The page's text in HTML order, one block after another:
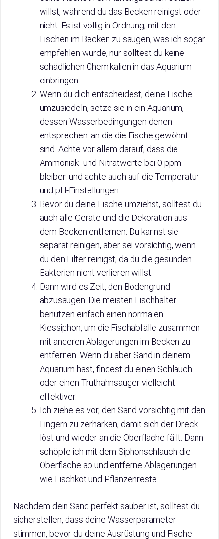
willst, während du das Becken reinigst oder
nicht. Es ist völlig in Ordnung, mit den
Fischen im Becken zu saugen, was ich sogar
empfehlen würde, nur solltest du keine
schädlichen Chemikalien in das Aquarium
einbringen.
Wenn du dich entscheidest, deine Fische
umzusiedeln, setze sie in ein Aquarium,
dessen Wasserbedingungen denen
entsprechen, an die die Fische gewöhnt
sind. Achte vor allem darauf, dass die
Ammoniak- und Nitratwerte bei 0 ppm
bleiben und achte auch auf die Temperatur-
und pH-Einstellungen.
Bevor du deine Fische umziehst, solltest du
auch alle Geräte und die Dekoration aus
dem Becken entfernen. Du kannst sie
separat reinigen, aber sei vorsichtig, wenn
du den Filter reinigst, da du die gesunden
Bakterien nicht verlieren willst.
Dann wird es Zeit, den Bodengrund
abzusaugen. Die meisten Fischhalter
benutzen einfach einen normalen
Kiessiphon, um die Fischabfälle zusammen
mit anderen Ablagerungen im Becken zu
entfernen. Wenn du aber Sand in deinem
Aquarium hast, findest du einen Schlauch
oder einen Truthahnsauger vielleicht
effektiver.
Ich ziehe es vor, den Sand vorsichtig mit den
Fingern zu zerharken, damit sich der Dreck
löst und wieder an die Oberfläche fällt. Dann
schöpfe ich mit dem Siphonschlauch die
Oberfläche ab und entferne Ablagerungen
wie Fischkot und Pflanzenreste.
Nachdem dein Sand perfekt sauber ist, solltest du
sicherstellen, dass deine Wasserparameter
stimmen, bevor du deine Ausrüstung und Fische